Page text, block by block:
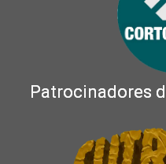
Patrocinadores